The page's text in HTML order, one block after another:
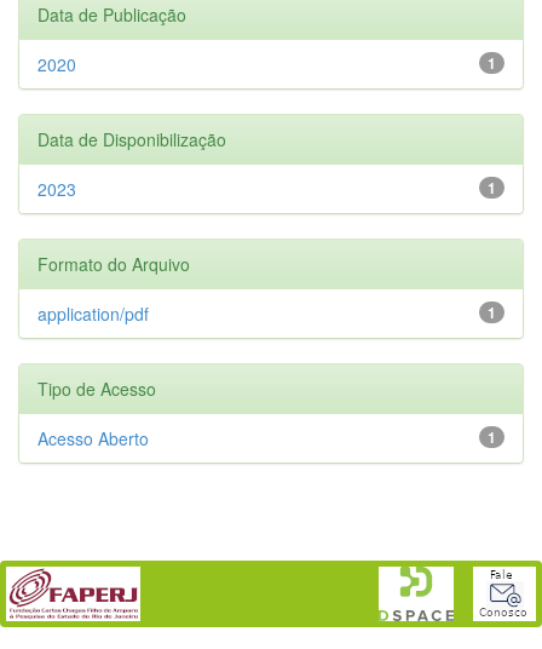
Data de Publicação
1
2020
Data de Disponibilização
1
2023
Formato do Arquivo
1
application/pdf
Tipo de Acesso
1
Acesso Aberto